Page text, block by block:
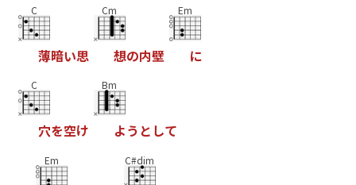
C
薄暗い思
Cm
想の内壁
Em
に
C
穴を空け
Bm
よう と して
Em C#dim